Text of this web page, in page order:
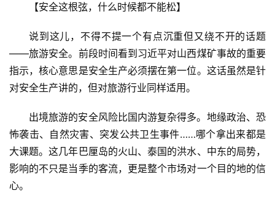
【安全这根弦，什么时候都不能松】
说到这儿，不得不提一个有点沉重但又绕不开的话题
——旅游安全。前段时间看到习近平对山西煤矿事故的重要
指示，核心意思是安全生产必须摆在第一位。这话虽然是针
对安全生产讲的，但对旅游行业同样适用。
出境旅游的安全风险比国内游复杂得多。地缘政治、恐
怖袭击、自然灾害、突发公共卫生事件……哪个拿出来都是
大课题。这几年巴厘岛的火山、泰国的洪水、中东的局势，
影响的不只是当季的客流，更是整个市场对一个目的地的信
心。